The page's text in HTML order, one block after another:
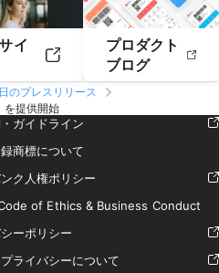
イ
プロダクト
ブログ
のプレスリリース
を提供開始
ガイドライン
商標について
ク人権ポリシー
of Ethics & Business Conduct
ーポリシー
ライバシーについて